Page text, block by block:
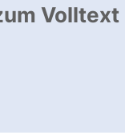
Volltext
neues